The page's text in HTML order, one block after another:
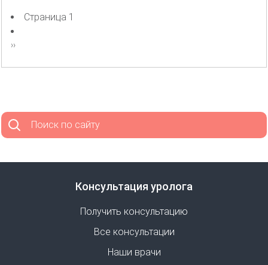
Нумерация
страниц
Страница 1
Следующая
››
Поиск по сайту
Консультация уролога
Получить консультацию
Все консультации
Наши врачи